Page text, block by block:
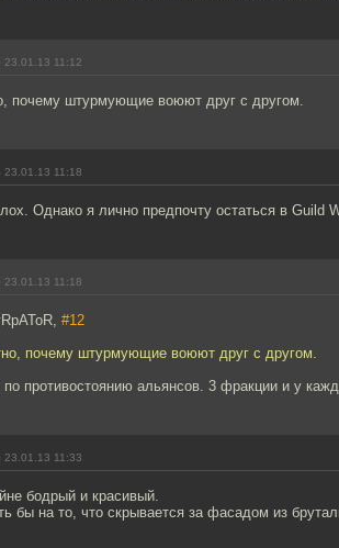
23.01.13 11:12
почему штурмующие воюют друг с другом.
23.01.13 11:18
Однако я лично предпочту остаться в Guild
23.01.13 11:18
#12
почему штурмующие воюют друг с другом.
по противостоянию альянсов. 3 фракции и у
23.01.13 11:33
бодрый и красивый.
бы на то, что скрывается за фасадом из